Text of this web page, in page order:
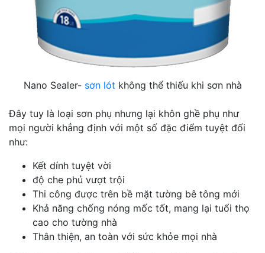
Nano Sealer- sơn lót không thể thiếu khi sơn nhà
Đây tuy là loại sơn phụ nhưng lại khôn ghề phụ như
mọi người khẳng định với một số đặc điểm tuyệt đối
như:
Kết dính tuyệt vời
độ che phủ vượt trội
Thi công được trên bề mặt tường bê tông mới
Khả năng chống nóng mốc tốt, mang lại tuổi thọ
cao cho tường nhà
Thân thiện, an toàn với sức khỏe mọi nhà